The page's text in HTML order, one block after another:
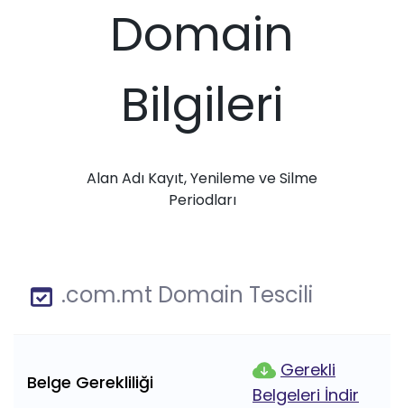
Domain
Bilgileri
Alan Adı Kayıt, Yenileme ve Silme
Periodları
.com.mt Domain Tescili
Belge Gerekliliği
Gerekli
Belgeleri İndir